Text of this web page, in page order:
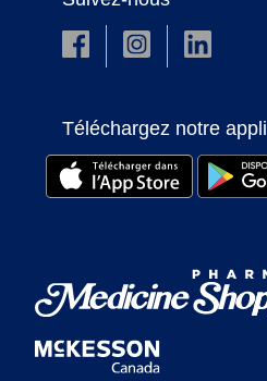
Téléchargez notre appli